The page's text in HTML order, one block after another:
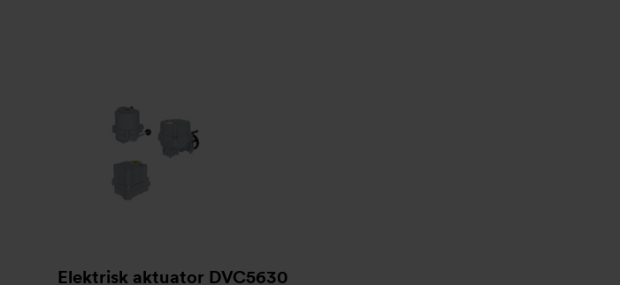
Elektrisk aktuator DVC5630